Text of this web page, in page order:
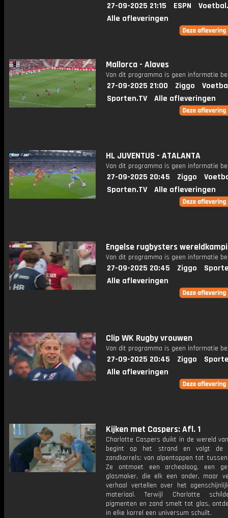
27-09-2025 21:15 ESPN
Alle afleveringen
Mallorca - Alaves
Van dit programma is geen informatie
27-09-2025 21:00 Ziggo
Sporten.TV
Alle afleveringen
HL JUVENTUS - ATALANTA
Van dit programma is geen informatie
27-09-2025 20:45 Ziggo
Sporten.TV
Alle afleveringen
Engelse rugbysters
Van dit programma is geen informatie
27-09-2025 20:45 Ziggo
Alle afleveringen
Clip WK Rugby vrouwen
Van dit programma is geen informatie
27-09-2025 20:45 Ziggo
Alle afleveringen
Kijken met Caspers: Afl. 1
Charlotte Caspers duikt in de wereld
begint op het strand en volgt de
zandkorrels: van alpentoppen tot
Ze ontmoet een archeoloog, een
glasmaker, die elk een ander, maar
verhaal vertellen over het
materiaal. Terwijl Charlotte
pigmenten en zand smelt tot glas,
in elke korrel een universum schuilt.